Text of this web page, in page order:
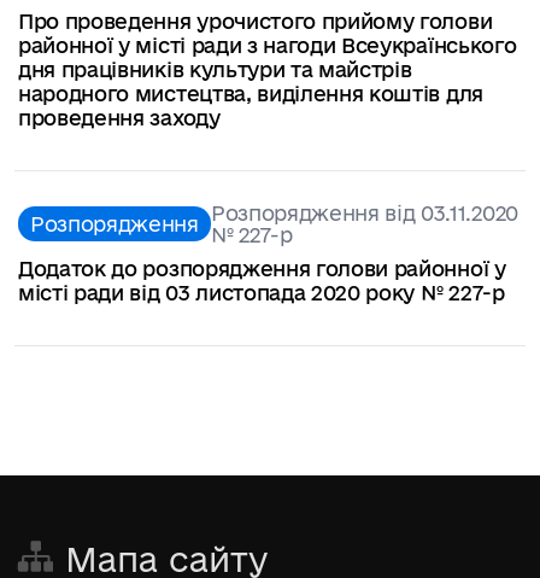
Про проведення урочистого прийому голови
районної у місті ради з нагоди Всеукраїнського
дня працівників культури та майстрів
народного мистецтва, виділення коштів для
проведення заходу
Розпорядження Розпорядження від 03.11.2020
№ 227-р
Додаток до розпорядження голови районної у
місті ради від 03 листопада 2020 року № 227-р
Мапа сайту